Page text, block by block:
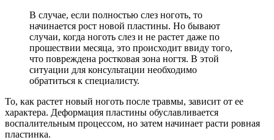
В случае, если полностью слез ноготь, то
начинается рост новой пластины. Но бывают
случаи, когда ноготь слез и не растет даже по
прошествии месяца, это происходит ввиду того,
что повреждена ростковая зона ногтя. В этой
ситуации для консультации необходимо
обратиться к специалисту.
То, как растет новый ноготь после травмы, зависит от ее
характера. Деформация пластины обуславливается
воспалительным процессом, но затем начинает расти ровная
пластинка.